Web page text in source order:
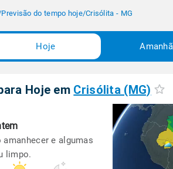
Previsão do tempo hoje/Crisólita - MG
Hoje Amanhã
Hoje em Crisólita (MG)
e algumas
limpo.